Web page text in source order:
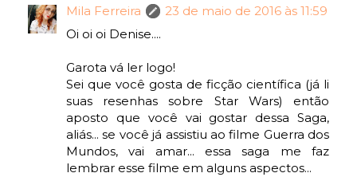
Mila Ferreira
23 de maio de 2016 às 11:59
Oi oi oi Denise....
Garota vá ler logo!
Sei que você gosta de ficção científica (já li
suas resenhas sobre Star Wars) então
aposto que você vai gostar dessa Saga,
aliás... se você já assistiu ao filme Guerra dos
Mundos, vai amar... essa saga me faz
lembrar esse filme em alguns aspectos...